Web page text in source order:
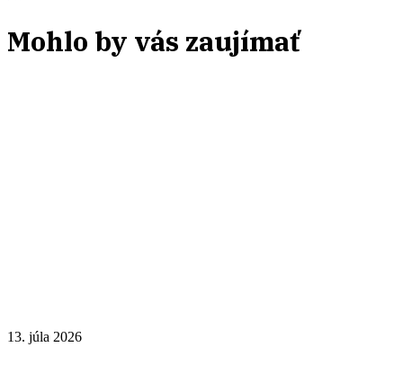
Mohlo by vás zaujímať
13. júla 2026